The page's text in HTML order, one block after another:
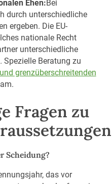
Ehen:Bei
durch unterschiedliche
ergeben. Die EU-
nationale Recht
unterschiedliche
Beratung zu
grenzüberschreitenden
Fragen zu
Scheidung?
das vor